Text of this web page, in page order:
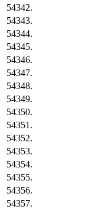
54342.
54343.
54344.
54345.
54346.
54347.
54348.
54349.
54350.
54351.
54352.
54353.
54354.
54355.
54356.
54357.